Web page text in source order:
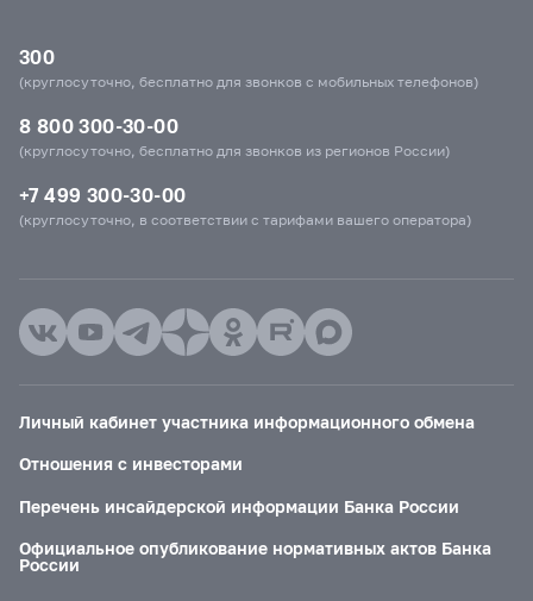
300
(круглосуточно, бесплатно для звонков с мобильных телефонов)
8 800 300-30-00
(круглосуточно, бесплатно для звонков из регионов России)
+7 499 300-30-00
(круглосуточно, в соответствии с тарифами вашего оператора)
Личный кабинет участника информационного обмена
Отношения с инвесторами
Перечень инсайдерской информации Банка России
Официальное опубликование нормативных актов Банка
России